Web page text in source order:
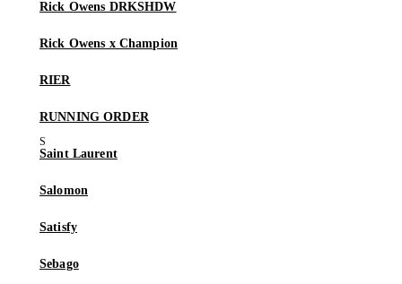
Rick Owens DRKSHDW
Rick Owens x Champion
RIER
RUNNING ORDER
Saint Laurent
Salomon
Satisfy
Sebago